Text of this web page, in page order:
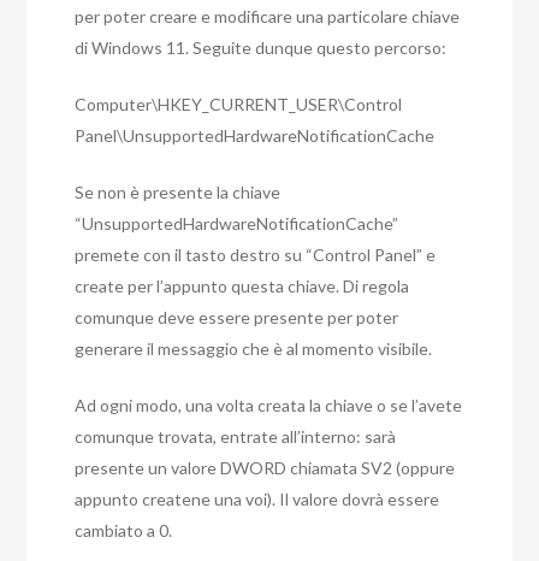
per poter creare e modificare una particolare chiave
di Windows 11. Seguite dunque questo percorso:
Computer\HKEY_CURRENT_USER\Control
Panel\UnsupportedHardwareNotificationCache
Se non è presente la chiave
“UnsupportedHardwareNotificationCache”
premete con il tasto destro su “Control Panel” e
create per l’appunto questa chiave. Di regola
comunque deve essere presente per poter
generare il messaggio che è al momento visibile.
Ad ogni modo, una volta creata la chiave o se l’avete
comunque trovata, entrate all’interno: sarà
presente un valore DWORD chiamata SV2 (oppure
appunto createne una voi). Il valore dovrà essere
cambiato a 0.